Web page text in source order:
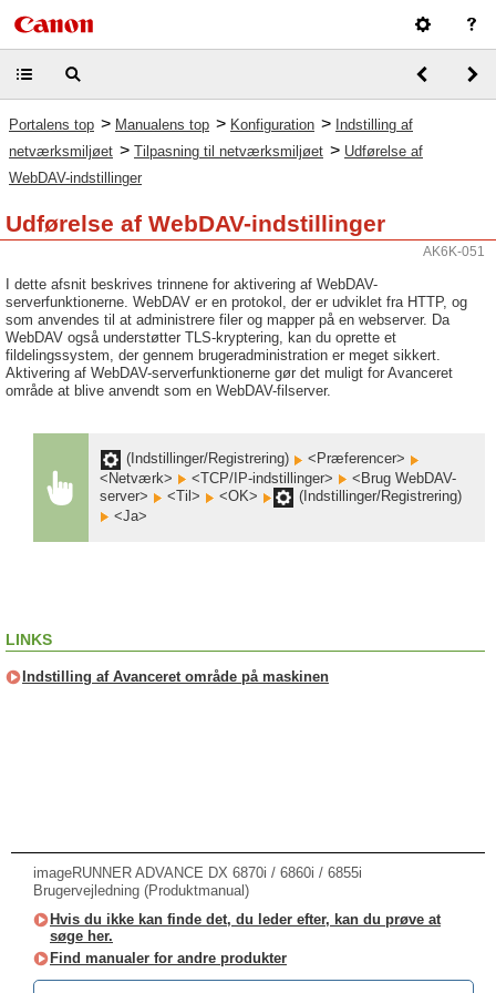
Portalens top > Manualens top > Konfiguration > Indstilling af
netværksmiljøet > Tilpasning til netværksmiljøet > Udførelse af
WebDAV-indstillinger
Udførelse af WebDAV-indstillinger
AK6K-051
I dette afsnit beskrives trinnene for aktivering af WebDAV-
serverfunktionerne. WebDAV er en protokol, der er udviklet fra HTTP, og
som anvendes til at administrere filer og mapper på en webserver. Da
WebDAV også understøtter TLS-kryptering, kan du oprette et
fildelingssystem, der gennem brugeradministration er meget sikkert.
Aktivering af WebDAV-serverfunktionerne gør det muligt for Avanceret
område at blive anvendt som en WebDAV-filserver.
(Indstillinger/Registrering)
<Præferencer>
<Netværk>
<TCP/IP-indstillinger>
<Brug WebDAV-
server>
<Til> <OK>
(Indstillinger/Registrering)
<Ja>
LINKS
Indstilling af Avanceret område på maskinen
imageRUNNER ADVANCE DX 6870i / 6860i / 6855i
Brugervejledning (Produktmanual)
Hvis du ikke kan finde det, du leder efter, kan du prøve at
søge her.
Find manualer for andre produkter